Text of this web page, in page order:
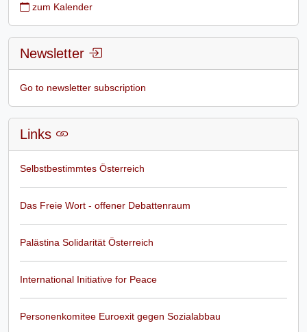
zum Kalender
Newsletter
Go to newsletter subscription
Links
Selbstbestimmtes Österreich
Das Freie Wort - offener Debattenraum
Palästina Solidarität Österreich
International Initiative for Peace
Personenkomitee Euroexit gegen Sozialabbau